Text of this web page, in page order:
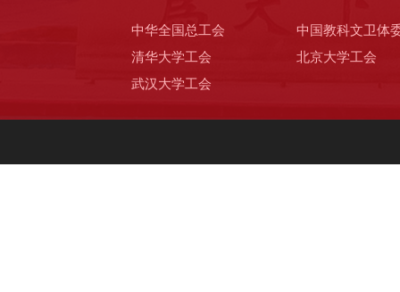
中华全国总工会
中国教科文卫体
清华大学工会
北京大学工会
武汉大学工会